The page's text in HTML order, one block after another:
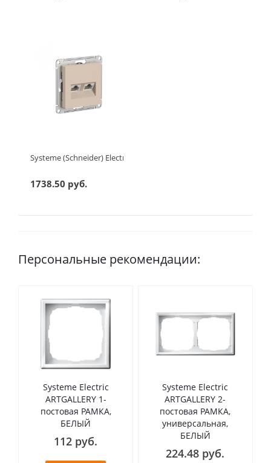
Systeme (Schneider) Electric ATLASDESIGN РОЗЕТКА двойная
1738.50 руб.
Персональные рекомендации:
Systeme Electric
ARTGALLERY 1-
постовая РАМКА,
БЕЛЫЙ
112 руб.
Systeme Electric
ARTGALLERY 2-
постовая РАМКА,
универсальная,
БЕЛЫЙ
224.48 руб.